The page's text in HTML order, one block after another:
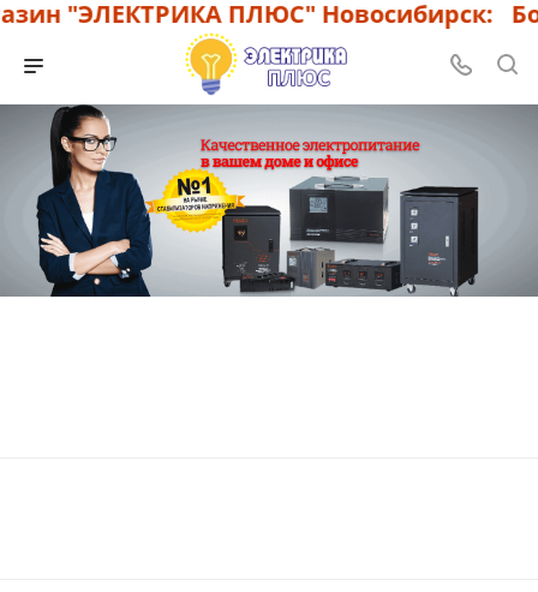
"ЭЛЕКТРИКА ПЛЮС" Новосибирск: